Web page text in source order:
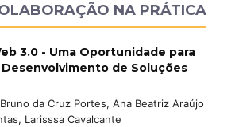
NA PRÁTICA
3.0 - Uma Oportunidade para
de Soluções
da Cruz Portes, Ana Beatriz Araújo
Larisssa Cavalcante